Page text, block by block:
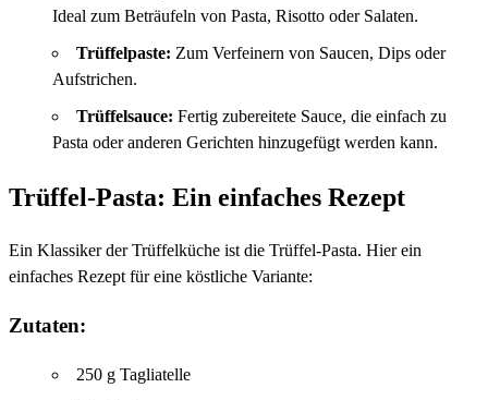
Ideal zum Beträufeln von Pasta, Risotto oder Salaten.
Trüffelpaste: Zum Verfeinern von Saucen, Dips oder
Aufstrichen.
Trüffelsauce: Fertig zubereitete Sauce, die einfach zu
Pasta oder anderen Gerichten hinzugefügt werden kann.
Trüffel-Pasta: Ein einfaches Rezept
Ein Klassiker der Trüffelküche ist die Trüffel-Pasta. Hier ein
einfaches Rezept für eine köstliche Variante:
Zutaten:
250 g Tagliatelle